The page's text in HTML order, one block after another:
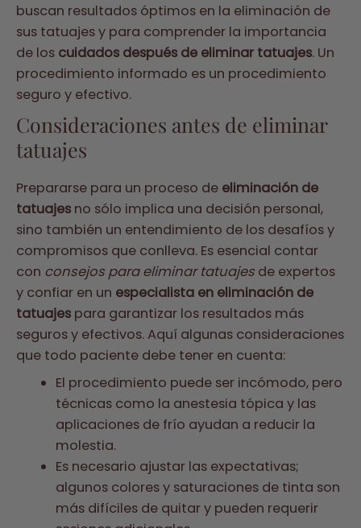
buscan resultados óptimos en la eliminación de
sus tatuajes y para comprender la importancia
de los cuidados después de eliminar tatuajes. Un
procedimiento informado es un procedimiento
seguro y efectivo.
Consideraciones antes de eliminar
tatuajes
Prepararse para un proceso de eliminación de
tatuajes no sólo implica una decisión personal,
sino también un entendimiento de los desafíos y
compromisos que conlleva. Es esencial contar
con consejos para eliminar tatuajes de expertos
y confiar en un especialista en eliminación de
tatuajes para garantizar los resultados más
seguros y efectivos. Aquí algunas consideraciones
que todo paciente debe tener en cuenta:
El procedimiento puede ser incómodo, pero
técnicas como la anestesia tópica y las
aplicaciones de frío ayudan a reducir la
molestia.
Es necesario ajustar las expectativas;
algunos colores y saturaciones de tinta son
más difíciles de quitar y pueden requerir